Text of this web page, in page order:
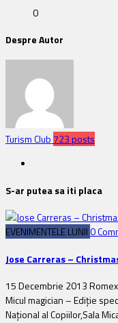
0
Despre Autor
Turism Club 723 posts
S-ar putea sa iti placa
EVENIMENTELE LUNII0
Jose Carreras –
15 Decembrie 2013
Micul magician – Ediție
Naţional al Copiilor,Sala